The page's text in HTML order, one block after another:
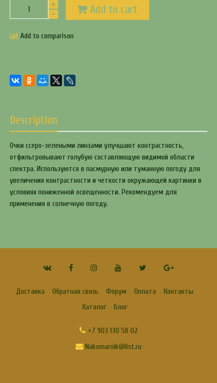
Add to cart
Add to comparison
Description
Очки ссеро-зелеными линзами улучшают контрастность,
отфильтровывают голубую составляющую видимой области
спектра. Используются в пасмурную или туманную погоду для
увеличения контрастности и четкости окружающей картинки в
условиях пониженной освещенности. Рекомендуем для
применения в солнечную погоду.
Доставка Обратная связь Форум Оплата
Контакты
Каталог
Блог
+7 903 130 58 02
Nakomarnik@list.ru